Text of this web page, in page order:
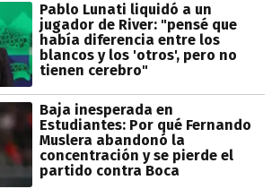
Pablo Lunati liquidó a un
jugador de River: "pensé que
había diferencia entre los
blancos y los 'otros', pero no
tienen cerebro"
Baja inesperada en
Estudiantes: Por qué Fernando
Muslera abandonó la
concentración y se pierde el
partido contra Boca